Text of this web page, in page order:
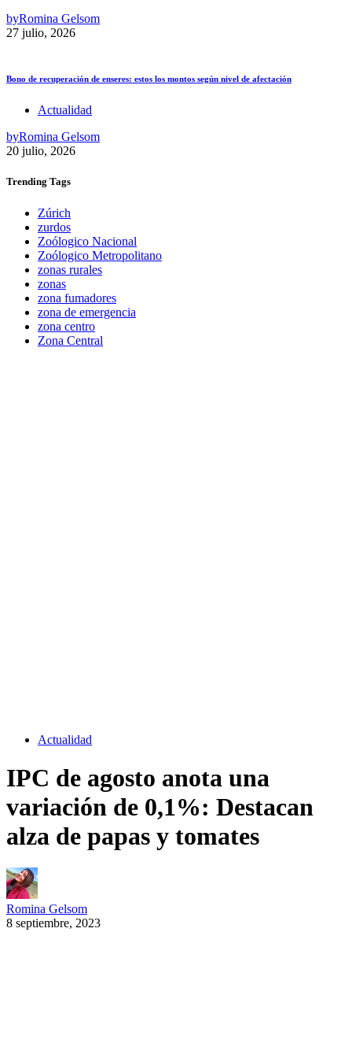
byRomina Gelsom
27 julio, 2026
Bono de recuperación de enseres: estos los montos según nivel de afectación
Actualidad
byRomina Gelsom
20 julio, 2026
Trending Tags
Zúrich
zurdos
Zoólogico Nacional
Zoólogico Metropolitano
zonas rurales
zonas
zona fumadores
zona de emergencia
zona centro
Zona Central
Actualidad
IPC de agosto anota una
variación de 0,1%: Destacan
alza de papas y tomates
Romina Gelsom
8 septiembre, 2023